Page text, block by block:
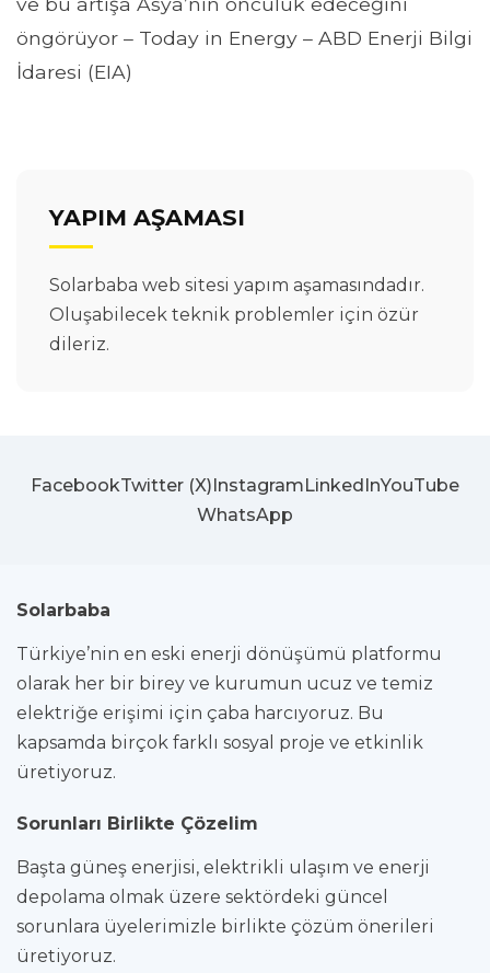
öngörüyor – Today in Energy – ABD Enerji Bilgi
İdaresi (EIA)
YAPIM AŞAMASI
Solarbaba web sitesi yapım aşamasındadır.
Oluşabilecek teknik problemler için özür
dileriz.
FacebookTwitter (X)InstagramLinkedInYouTube
WhatsApp
Solarbaba
Türkiye’nin en eski enerji dönüşümü platformu
olarak her bir birey ve kurumun ucuz ve temiz
elektriğe erişimi için çaba harcıyoruz. Bu
kapsamda birçok farklı sosyal proje ve etkinlik
üretiyoruz.
Sorunları Birlikte Çözelim
Başta güneş enerjisi, elektrikli ulaşım ve enerji
depolama olmak üzere sektördeki güncel
sorunlara üyelerimizle birlikte çözüm önerileri
üretiyoruz.